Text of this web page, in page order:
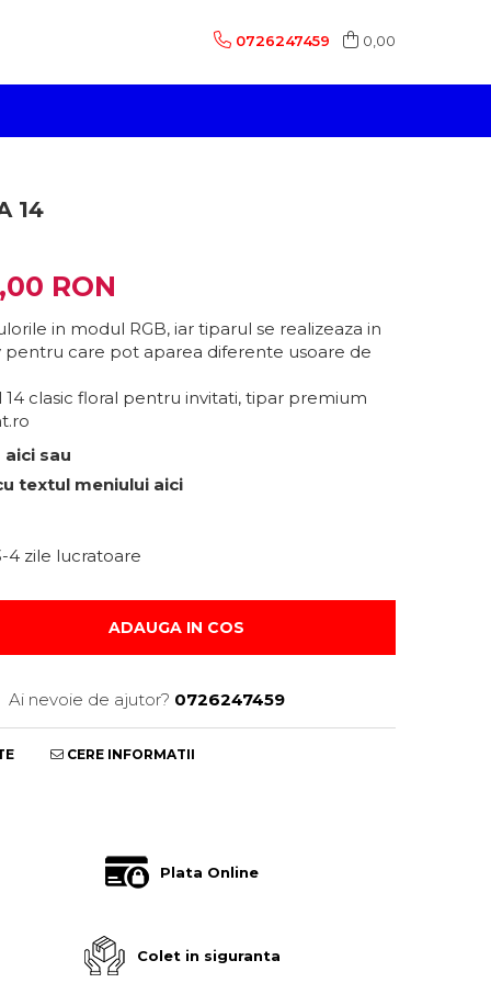
0726247459 0,00
14
RON
in modul RGB, iar tiparul se realizeaza in
pentru care pot aparea diferente usoare de
clasic floral pentru invitati, tipar premium
sau
textul meniului aici
4 zile lucratoare
ADAUGA IN COS
Ai nevoie de ajutor? 0726247459
CERE INFORMATII
Plata Online
Colet in siguranta